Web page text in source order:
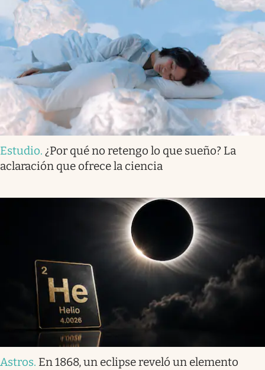
Estudio. ¿Por qué no retengo lo que sueño? La
aclaración que ofrece la ciencia
Astros. En 1868, un eclipse reveló un elemento